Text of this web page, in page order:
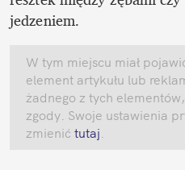
jedzeniem.
W tym miejscu miał
element artykułu lub
żadnego z tych
zgody. Swoje ustawienia
zmienić tutaj.